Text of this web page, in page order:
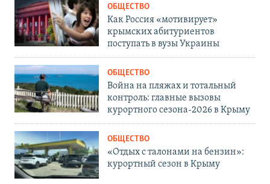
ОБЩЕСТВО
Как Россия «мотивирует»
крымских абитуриентов
поступать в вузы Украины
ОБЩЕСТВО
Война на пляжах и тотальный
контроль: главные вызовы
курортного сезона-2026 в Крыму
ОБЩЕСТВО
«Отдых с талонами на бензин»:
курортный сезон в Крыму